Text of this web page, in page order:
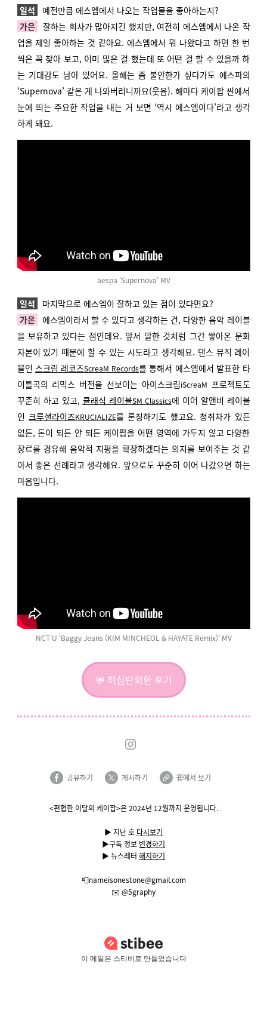
일석
예전만큼 에스엠에서 나오는 작업물을 좋아하는지?
가은
잘하는 회사가 많아지긴 했지만, 여전히 에스엠에서 나온 작
업을 제일 좋아하는 것 같아요. 에스엠에서 뭐 나왔다고 하면 한 번
씩은 꼭 찾아 보고, 이미 많은 걸 했는데 또 어떤 걸 할 수 있을까 하
는 기대감도 남아 있어요. 올해는 좀 불안한가 싶다가도 에스파의
‘Supernova’ 같은 게 나와버리니까요(웃음). 해마다 케이팝 씬에서
눈에 띄는 주요한 작업을 내는 거 보면 ‘역시 에스엠이다’라고 생각
하게 돼요.
aespa ‘Supernova’ MV
일석
마지막으로 에스엠이 잘하고 있는 점이 있다면요?
가은 에스엠이라서 할 수 있다고 생각하는 건, 다양한 음악 레이블
을 보유하고 있다는 점인데요. 앞서 말한 것처럼 그간 쌓아온 문화
자본이 있기 때문에 할 수 있는 시도라고 생각해요. 댄스 뮤직 레이
블인 스크림 레코즈ScreaM Records를 통해서 에스엠에서 발표한 타
이틀곡의 리믹스 버전을 선보이는 아이스크림iScreaM 프로젝트도
꾸준히 하고 있고, 클래식 레이블SM Classics에 이어 알앤비 레이블
인 크루셜라이즈KRUCIALIZE를 론칭하기도 했고요. 청취차가 있든
없든, 돈이 되든 안 되든 케이팝을 어떤 영역에 가두지 않고 다양한
장르를 경유해 음악적 지평을 확장하겠다는 의지를 보여주는 것 같
아서 좋은 선례라고 생각해요. 앞으로도 꾸준히 이어 나갔으면 하는
마음입니다.
NCT U ‘Baggy Jeans (KIM MINCHEOL & HAYATE Remix)’ MV
💬 허심탄회한 후기
공유하기 게시하기 웹에서 보기
<편협한 이달의 케이팝>은 2024년 12월까지 운영됩니다.
▶︎ 지난 호 다시보기
▶︎구독 정보 변경하기
▶︎ 뉴스레터 해지하기
📮nameisonestone@gmail.com
✉️ @5graphy
이 메일은 스티비로 만들었습니다